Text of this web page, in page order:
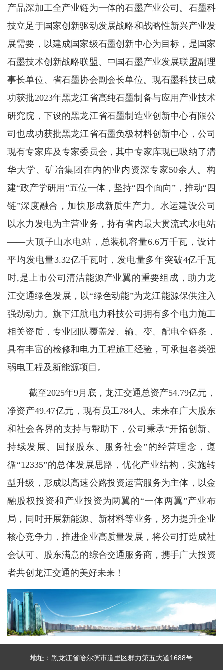
产品深加工全产业链为一体的石墨产业公司。石墨科
技立足于国家创新驱动发展战略和战略性新兴产业发
展需要，以建成国家级石墨创新中心为目标，是国家
石墨技术创新战略联盟、中国石墨产业发展联盟副理
事长单位、省石墨协会副会长单位。现石墨科技已成
功获批2023年黑龙江省高纯石墨制备与应用产业技术
研究院，下设的黑龙江省石墨制造业创新中心有限公
司也成功获批黑龙江省石墨负极材料创新中心，公司
现有专家库及专家委员会，其中专家库现已吸纳了清
华大学、矿冶集团在内的业内资深专家50余人。构
建“政产学研用”五位一体，坚持“四个面向”，推动“四
链”深度融合，加快形成新质生产力。水运建设公司
以水力发电为主营业务，持有省内最大贯流式水电站
——大顶子山水电站，总装机容量6.6万千瓦，设计
平均发电量3.32亿千瓦时，发电量多年突破4亿千瓦
时,是上市公司清洁能源产业翼的重要组成，助力龙
江交通绿色发展 ，以“绿色动能”为龙江能源保供注入
强劲动力 。旗下江航电力科技公司拥有多个电力施工
相关资质，专业团队覆盖发、输、变、配电全链条，
具有丰富的检修和电力工程施工经验，可承担各类强
弱电工程及新能源项目。
截至2025年9月底，龙江交通总资产54.79亿元，
净资产49.47亿元，现有员工784人。未来在广大股东
和社会各界的支持与帮助下，公司秉承“开拓创新、
持续发展、回报股东、服务社会”的经营理念，遵
循“12335”的总体发展思路，优化产业结构，实施转
型升级，形成以高速公路投资运营服务为主体，以金
融股权投资和产业投资为两翼的“一体两翼”产业布
局，同时开展新能源、新材料等业务，努力提升企业
核心竞争力，推进企业高质量发展，将公司打造成社
会认可、股东满意的综合交通服务商，携手广大投资
者共创龙江交通的美好未来！
地址：黑龙江省哈尔滨市道里区群力第五大道1688号